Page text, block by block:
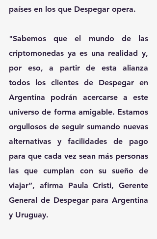
países en los que Despegar opera.
"Sabemos que el mundo de las
criptomonedas ya es una realidad y,
por eso, a partir de esta alianza
todos los clientes de Despegar en
Argentina podrán acercarse a este
universo de forma amigable. Estamos
orgullosos de seguir sumando nuevas
alternativas y facilidades de pago
para que cada vez sean más personas
las que cumplan con su sueño de
viajar”, afirma Paula Cristi, Gerente
General de Despegar para Argentina
y Uruguay.